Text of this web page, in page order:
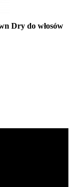
Dry do włosów